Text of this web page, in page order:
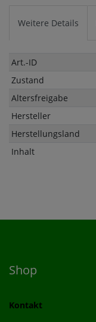
Weitere Details
Art.-ID
Zustand
Altersfreigabe
Hersteller
Herstellungsland
Inhalt
Shop
Kontakt